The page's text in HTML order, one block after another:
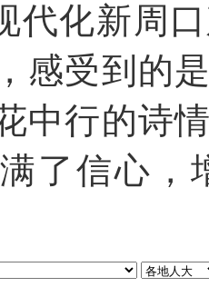
代化新周
， 感受到的
中行的诗
了信心 ，